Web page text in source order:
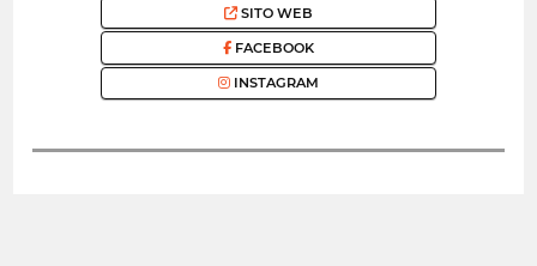
SITO WEB
FACEBOOK
INSTAGRAM